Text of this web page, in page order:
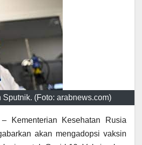
Sputnik. (Foto: arabnews.com)
– Kementerian Kesehatan Rusia
akan mengadopsi vaksin